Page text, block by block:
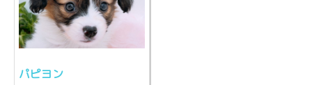
パピヨン